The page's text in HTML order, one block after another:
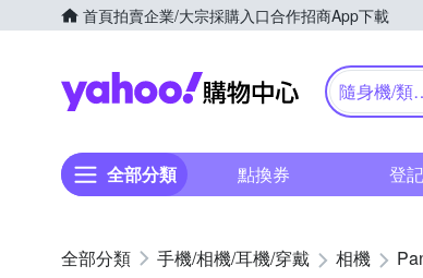
首頁拍賣企業/大宗採購入口合作招商App下載
Yahoo購物中心
隨身機/類
全部分類 點換券 登
手機/相機/耳機/穿戴 相機